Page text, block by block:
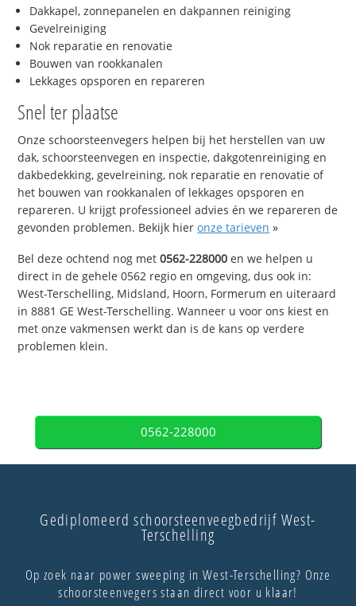
Dakkapel, zonnepanelen en dakpannen reiniging
Gevelreiniging
Nok reparatie en renovatie
Bouwen van rookkanalen
Lekkages opsporen en repareren
Snel ter plaatse
Onze schoorsteenvegers helpen bij het herstellen van uw
dak, schoorsteenvegen en inspectie, dakgotenreiniging en
dakbedekking, gevelreining, nok reparatie en renovatie of
het bouwen van rookkanalen of lekkages opsporen en
repareren. U krijgt professioneel advies én we repareren de
gevonden problemen. Bekijk hieronze tarieven »
Bel deze ochtend nog met0562-228000 en we helpen u
direct in de gehele 0562 regio en omgeving, dus ook in:
West-Terschelling, Midsland, Hoorn, Formerum en uiteraard
in 8881 GE West-Terschelling. Wanneer u voor ons kiest en
met onze vakmensen werkt dan is de kans op verdere
problemen klein.
0562-228000
Gediplomeerd schoorsteenveegbedrijf West-
Terschelling
Op zoek naar power sweeping in West-Terschelling? Onze
schoorsteenvegers staan direct voor u klaar!